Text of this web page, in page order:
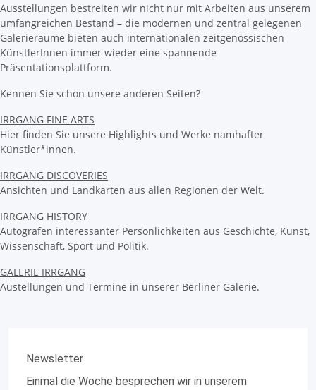
Ausstellungen bestreiten wir nicht nur mit Arbeiten aus unserem
umfangreichen Bestand – die modernen und zentral gelegenen
Galerieräume bieten auch internationalen zeitgenössischen
KünstlerInnen immer wieder eine spannende
Präsentationsplattform.
Kennen Sie schon unsere anderen Seiten?
IRRGANG FINE ARTS
Hier finden Sie unsere Highlights und Werke namhafter
Künstler*innen.
IRRGANG DISCOVERIES
Ansichten und Landkarten aus allen Regionen der Welt.
IRRGANG HISTORY
Autografen interessanter Persönlichkeiten aus Geschichte, Kunst,
Wissenschaft, Sport und Politik.
GALERIE IRRGANG
Austellungen und Termine in unserer Berliner Galerie.
Newsletter
Einmal die Woche besprechen wir in unserem